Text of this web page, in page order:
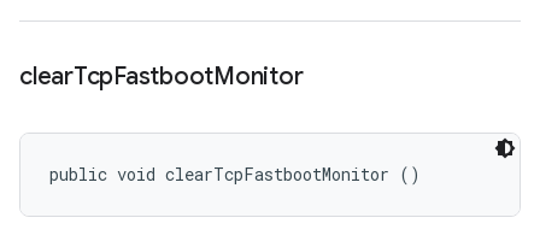
clearTcpFastbootMonitor
public void clearTcpFastbootMonitor ()